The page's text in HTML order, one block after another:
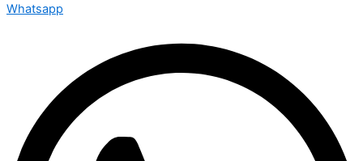
Whatsapp